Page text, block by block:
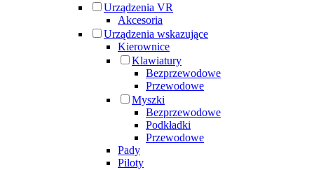
Urządzenia VR
Akcesoria
Urządzenia wskazujące
Kierownice
Klawiatury
Bezprzewodowe
Przewodowe
Myszki
Bezprzewodowe
Podkładki
Przewodowe
Pady
Piloty